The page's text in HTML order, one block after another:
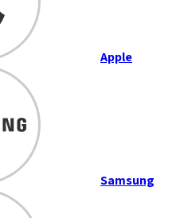
Apple
Samsung